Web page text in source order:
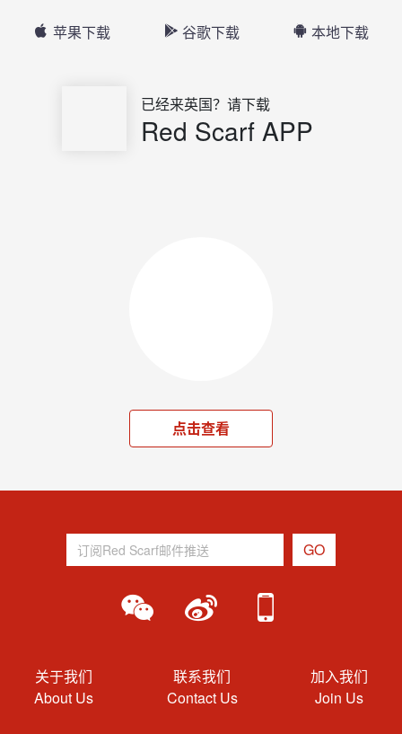
苹果下载 谷歌下载 本地下载
已经来英国？请下载
Red Scarf APP
点击查看
关于我们
About Us
联系我们
Contact Us
加入我们
Join Us